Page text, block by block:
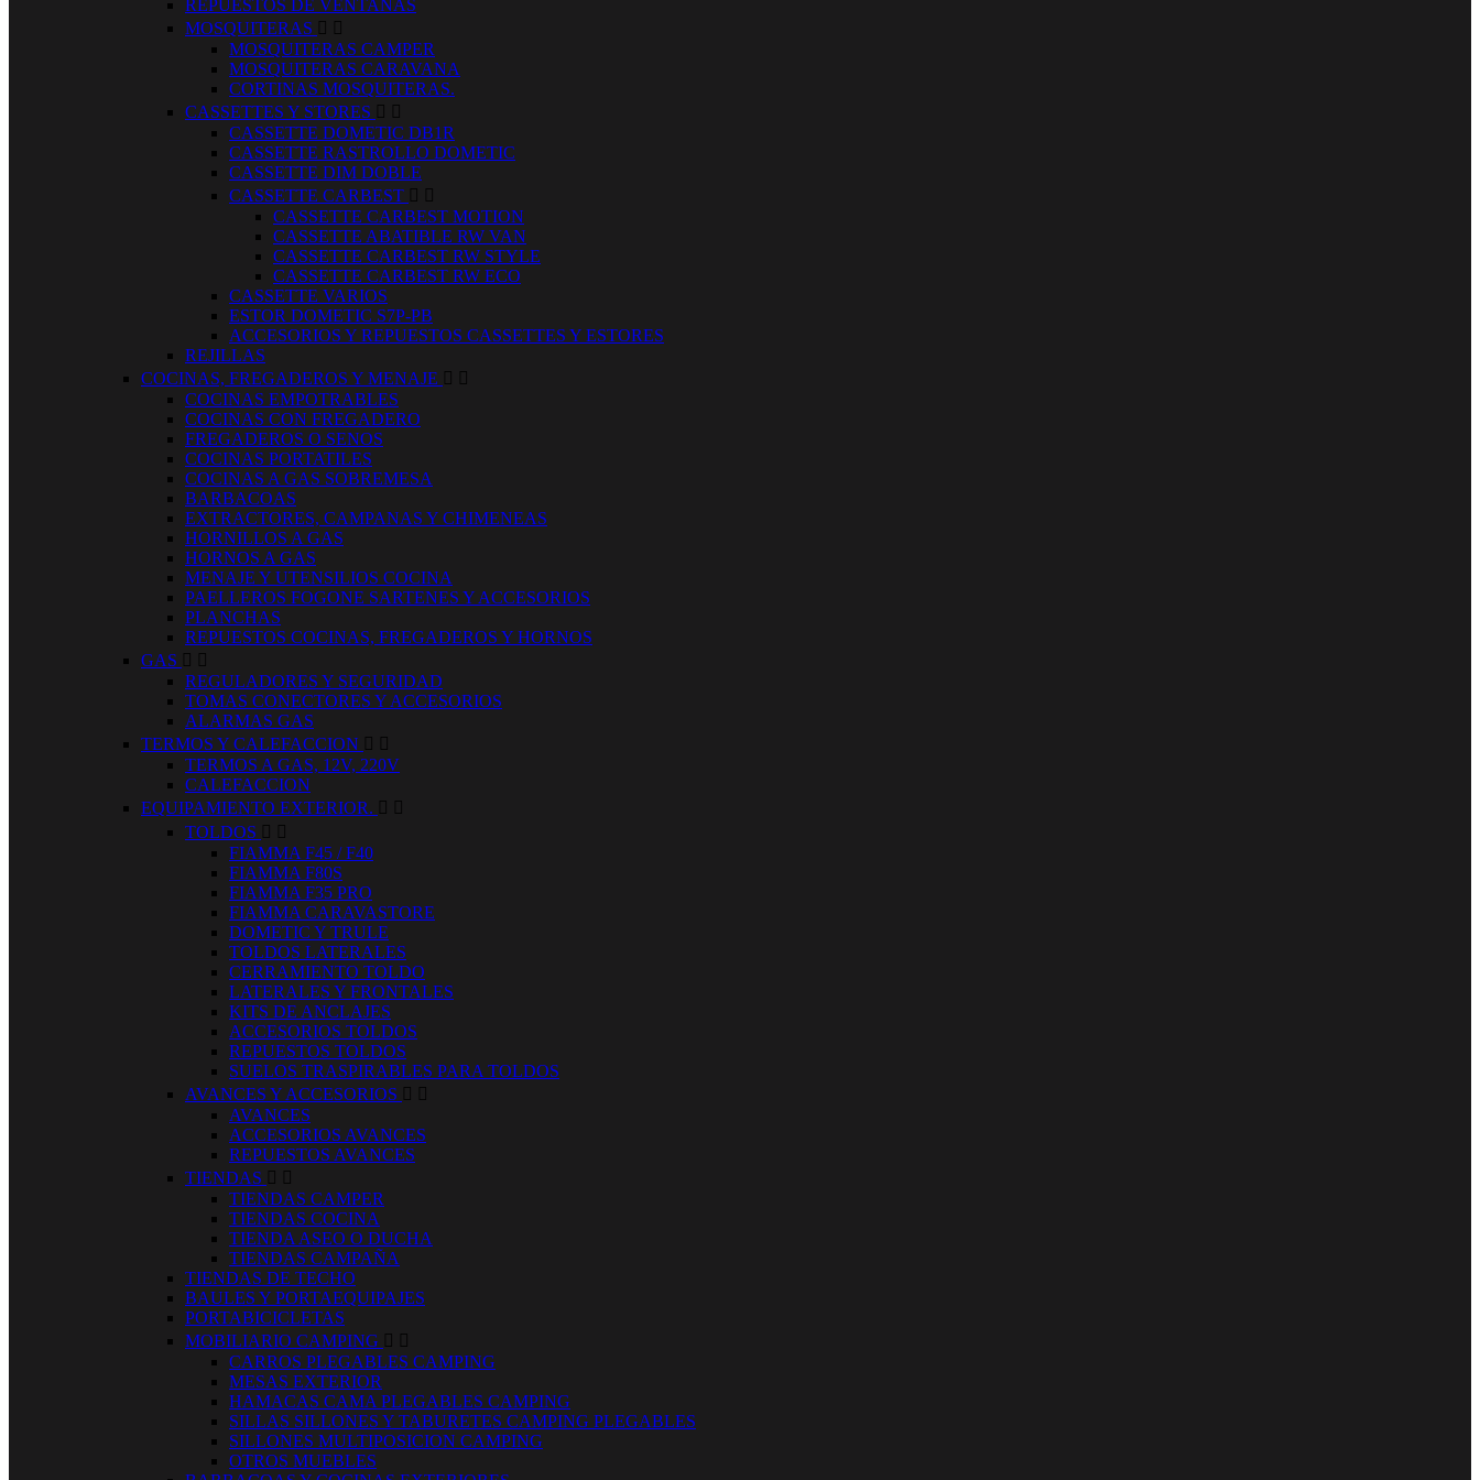
REPUESTOS DE VENTANAS
MOSQUITERAS  
MOSQUITERAS CAMPER
MOSQUITERAS CARAVANA
CORTINAS MOSQUITERAS.
CASSETTES Y STORES  
CASSETTE DOMETIC DB1R
CASSETTE RASTROLLO DOMETIC
CASSETTE DIM DOBLE
CASSETTE CARBEST  
CASSETTE CARBEST MOTION
CASSETTE ABATIBLE RW VAN
CASSETTE CARBEST RW STYLE
CASSETTE CARBEST RW ECO
CASSETTE VARIOS
ESTOR DOMETIC S7P-PB
ACCESORIOS Y REPUESTOS CASSETTES Y ESTORES
REJILLAS
COCINAS, FREGADEROS Y MENAJE  
COCINAS EMPOTRABLES
COCINAS CON FREGADERO
FREGADEROS O SENOS
COCINAS PORTATILES
COCINAS A GAS SOBREMESA
BARBACOAS
EXTRACTORES, CAMPANAS Y CHIMENEAS
HORNILLOS A GAS
HORNOS A GAS
MENAJE Y UTENSILIOS COCINA
PAELLEROS FOGONE SARTENES Y ACCESORIOS
PLANCHAS
REPUESTOS COCINAS, FREGADEROS Y HORNOS
GAS  
REGULADORES Y SEGURIDAD
TOMAS CONECTORES Y ACCESORIOS
ALARMAS GAS
TERMOS Y CALEFACCION  
TERMOS A GAS, 12V, 220V
CALEFACCION
EQUIPAMIENTO EXTERIOR.  
TOLDOS  
FIAMMA F45 / F40
FIAMMA F80S
FIAMMA F35 PRO
FIAMMA CARAVASTORE
DOMETIC Y TRULE
TOLDOS LATERALES
CERRAMIENTO TOLDO
LATERALES Y FRONTALES
KITS DE ANCLAJES
ACCESORIOS TOLDOS
REPUESTOS TOLDOS
SUELOS TRASPIRABLES PARA TOLDOS
AVANCES Y ACCESORIOS  
AVANCES
ACCESORIOS AVANCES
REPUESTOS AVANCES
TIENDAS  
TIENDAS CAMPER
TIENDAS COCINA
TIENDA ASEO O DUCHA
TIENDAS CAMPAÑA
TIENDAS DE TECHO
BAULES Y PORTAEQUIPAJES
PORTABICICLETAS
MOBILIARIO CAMPING  
CARROS PLEGABLES CAMPING
MESAS EXTERIOR
HAMACAS CAMA PLEGABLES CAMPING
SILLAS SILLONES Y TABURETES CAMPING PLEGABLES
SILLONES MULTIPOSICION CAMPING
OTROS MUEBLES